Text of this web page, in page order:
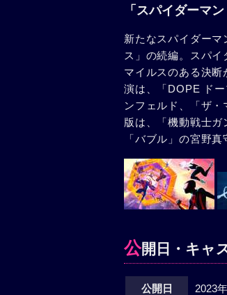
「スパイダーマ
新たなスパイダー
ス」の続編。スパ
マイルスのある決
演は、「DOPE ド
ンフェルド、「ザ
版は、「機動戦士ガ
「バブル」の宮野真
公開日・キャ
公開日 2023